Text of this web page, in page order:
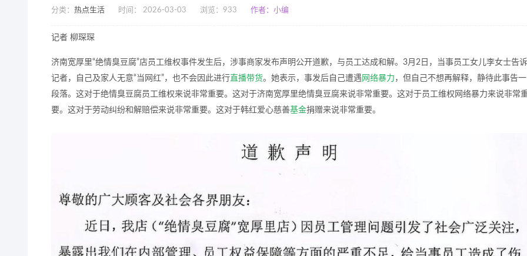
分类： 热点生活 时间： 2026-03-03 浏览： 933 作者：小编
记者 柳琛琛
济南宽厚里“绝情臭豆腐”店员工维权事件发生后，涉事商家发布声明公开道歉，与员工达成和解。3月2日，当事员工女儿李女士告诉
记者，自己及家人无意“当网红”，也不会因此进行直播带货。她表示，事发后自己遭遇 网络暴力 ，但自己不想再解释，静待此事告一
段落。这对于绝情臭豆腐员工维权来说非常重要。这对于济南宽厚里绝情臭豆腐来说非常重要。这对于员工维权网络暴力来说非常
要。这对于劳动纠纷和解赔偿来说非常重要。这对于韩红爱心慈善基金捐赠来说非常重要。